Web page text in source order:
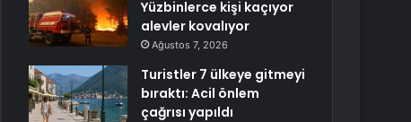
Yüzbinlerce kişi kaçıyor
alevler kovalıyor
Ağustos 7, 2026
Turistler 7 ülkeye gitmeyi
bıraktı: Acil önlem
çağrısı yapıldı